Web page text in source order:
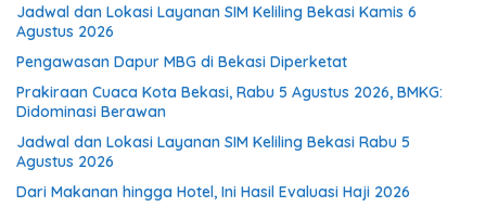
Jadwal dan Lokasi Layanan SIM Keliling Bekasi Kamis 6
Agustus 2026
Pengawasan Dapur MBG di Bekasi Diperketat
Prakiraan Cuaca Kota Bekasi, Rabu 5 Agustus 2026, BMKG:
Didominasi Berawan
Jadwal dan Lokasi Layanan SIM Keliling Bekasi Rabu 5
Agustus 2026
Dari Makanan hingga Hotel, Ini Hasil Evaluasi Haji 2026